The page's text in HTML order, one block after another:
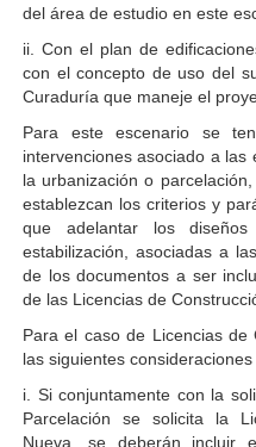
del área de estudio en este
ii. Con el plan de
con el concepto de uso del
Curaduría que maneje el
Para este escenario se
intervenciones asociado a las
la urbanización o
establezcan los criterios y
que adelantar los
estabilización, asociadas a
de los documentos a ser
de las Licencias de
Para el caso de Licencias de
las siguientes
i. Si conjuntamente con la
Parcelación se solicita la
Nueva, se deberán incluir